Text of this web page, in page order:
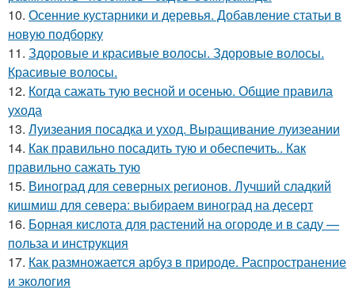
10. Осенние кустарники и деревья. Добавление статьи в
новую подборку
11. Здоровые и красивые волосы. Здоровые волосы.
Красивые волосы.
12. Когда сажать тую весной и осенью. Общие правила
ухода
13. Луизеания посадка и уход. Выращивание луизеании
14. Как правильно посадить тую и обеспечить.. Как
правильно сажать тую
15. Виноград для северных регионов. Лучший сладкий
кишмиш для севера: выбираем виноград на десерт
16. Борная кислота для растений на огороде и в саду —
польза и инструкция
17. Как размножается арбуз в природе. Распространение
и экология